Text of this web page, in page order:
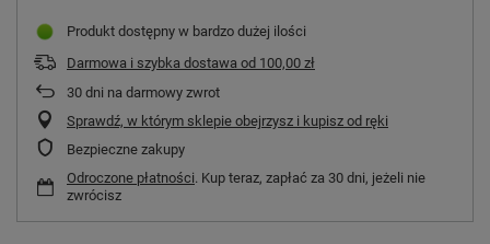
Produkt dostępny w bardzo dużej ilości
Darmowa i szybka dostawa od 100,00 zł
30 dni na darmowy zwrot
Sprawdź, w którym sklepie obejrzysz i kupisz od ręki
Bezpieczne zakupy
Odroczone płatności. Kup teraz, zapłać za 30 dni, jeżeli nie
zwrócisz